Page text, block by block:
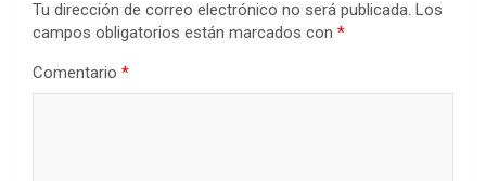
Tu dirección de correo electrónico no será publicada. Los
campos obligatorios están marcados con *
Comentario *